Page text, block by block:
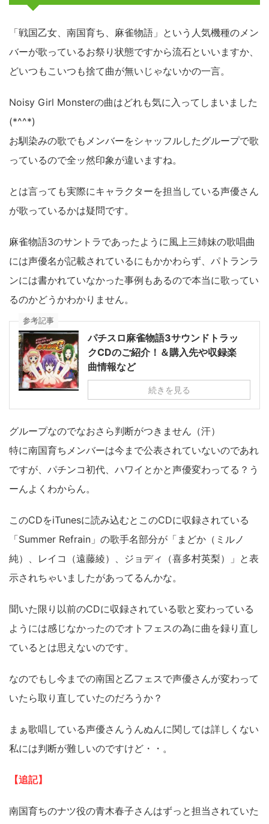
「戦国乙女、南国育ち、麻雀物語」という人気機種のメン
バーが歌っているお祭り状態ですから流石といいますか、
どいつもこいつも捨て曲が無いじゃないかの一言。
Noisy Girl Monsterの曲はどれも気に入ってしまいました
(*^^*)
お馴染みの歌でもメンバーをシャッフルしたグループで歌
っているので全ッ然印象が違いますね。
とは言っても実際にキャラクターを担当している声優さん
が歌っているかは疑問です。
麻雀物語3のサントラであったように風上三姉妹の歌唱曲
には声優名が記載されているにもかかわらず、パトランラ
ンには書かれていなかった事例もあるので本当に歌ってい
るのかどうかわかりません。
参考記事
パチスロ麻雀物語3サウンドトラッ
クCDのご紹介！＆購入先や収録楽
曲情報など
続きを見る
グループなのでなおさら判断がつきません（汗）
特に南国育ちメンバーは今まで公表されていないのであれ
ですが、パチンコ初代、ハワイとかと声優変わってる？う
ーんよくわからん。
このCDをiTunesに読み込むとこのCDに収録されている
「Summer Refrain」の歌手名部分が「まどか（ミルノ
純）、レイコ（遠藤綾）、ジョディ（喜多村英梨）」と表
示されちゃいましたがあってるんかな。
聞いた限り以前のCDに収録されている歌と変わっている
ようには感じなかったのでオトフェスの為に曲を録り直し
ているとは思えないのです。
なのでもし今までの南国と乙フェスで声優さんが変わって
いたら取り直していたのだろうか？
まぁ歌唱している声優さんうんぬんに関しては詳しくない
私には判断が難しいのですけど・・。
【追記】
南国育ちのナツ役の青木春子さんはずっと担当されていた